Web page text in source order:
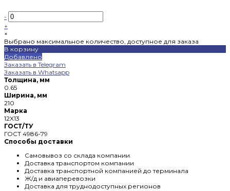
-
+
×
Выбрано максимальное количество, доступное для заказа
В корзину
Добавлено
Заказать в Telegram
Заказать в Whatsapp
Толщина, мм
0.65
Ширина, мм
210
Марка
12X13
ГОСТ/ТУ
ГОСТ 4986-79
Способы доставки
Самовывоз со склада компании
Доставка транспортом компании
Доставка транспортной компанией до терминала
Ж/д и авиаперевозки
Доставка для труднодоступных регионов